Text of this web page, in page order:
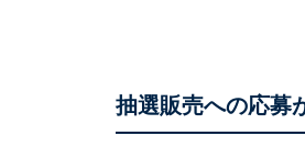
抽選販売への応募